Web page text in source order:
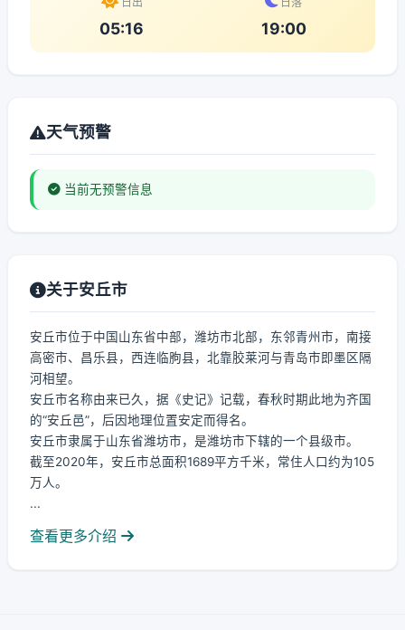
05:16 19:00
天气预警
当前无预警信息
关于安丘市
安丘市位于中国山东省中部，潍坊市北部，东邻青州市，南接
高密市、昌乐县，西连临朐县，北靠胶莱河与青岛市即墨区隔
河相望。
安丘市名称由来已久，据《史记》记载，春秋时期此地为齐国
的“安丘邑”，后因地理位置安定而得名。
安丘市隶属于山东省潍坊市，是潍坊市下辖的一个县级市。
截至2020年，安丘市总面积1689平方千米，常住人口约为105
万人。
...
查看更多介绍